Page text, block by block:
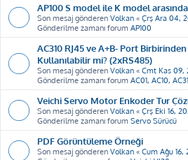
AP100 S model ile K model
Son mesaj gönderen Volkan « Çrş Ara 04,
Gönderilme zamanı forum AP100
AC310 RJ45 ve A+B- Port Birbirinden
Kullanılabilir mi? (2xRS485)
Son mesaj gönderen Volkan « Cmt Kas 09,
Gönderilme zamanı forum AC01, AC10,
Veichi Servo Motor Enkoder Tur
Son mesaj gönderen Volkan « Çrş Eki 16,
Gönderilme zamanı forum Servo Sürücü
PDF Görüntüleme Örneği
Son mesaj gönderen Volkan « Cum Ağu 16,